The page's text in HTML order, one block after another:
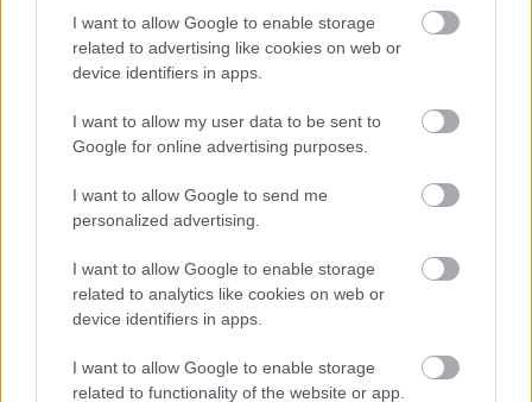
I want to allow Google to enable storage
related to advertising like cookies on web or
device identifiers in apps.
I want to allow my user data to be sent to
Google for online advertising purposes.
I want to allow Google to send me
personalized advertising.
I want to allow Google to enable storage
related to analytics like cookies on web or
device identifiers in apps.
I want to allow Google to enable storage
related to functionality of the website or app.
is készített egy Batman-filmet,
csak épp ezt senki sem nézheti
meg?
2023 február 11. 07:21
Warhol Batmanje Drakulával csapott össze, de
mindkét főszereplőt egyetlen színész játszotta
Unmute Loaded:
21.86%